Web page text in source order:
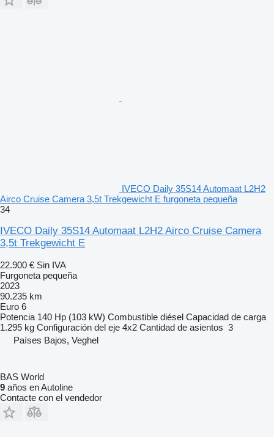
IVECO Daily 35S14 Automaat L2H2
Airco Cruise Camera 3,5t Trekgewicht E furgoneta pequeña
34
IVECO Daily 35S14 Automaat L2H2 Airco Cruise Camera
3,5t Trekgewicht E
22.900 € Sin IVA
Furgoneta pequeña
2023
90.235 km
Euro 6
Potencia 140 Hp (103 kW) Combustible diésel Capacidad de carga
1.295 kg Configuración del eje 4x2 Cantidad de asientos 3
Países Bajos, Veghel
BAS World
9 años en Autoline
Contacte con el vendedor